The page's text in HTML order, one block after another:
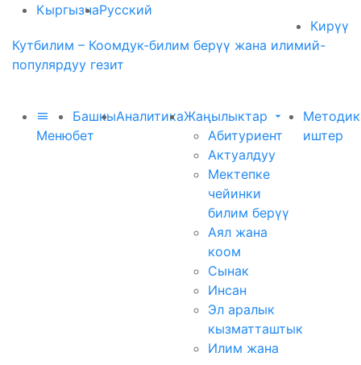
КыргызчаРусский
Кирүү
Кутбилим – Коомдук-билим берүү жана илимий-
популярдуу гезит
Меню
Башкы
бет
АналитикаЖаңылыктар
Абитуриент
Актуалдуу
Мектепке
чейинки
билим берүү
Аял жана
коом
Сынак
Инсан
Эл аралык
кызматташтык
Илим жана
иштер